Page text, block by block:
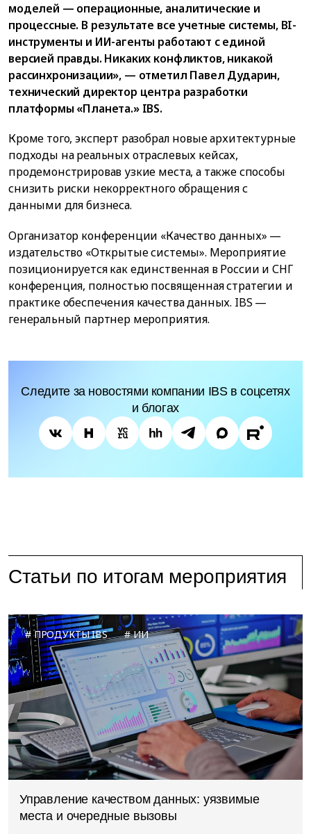
моделей — операционные, аналитические и
процессные. В результате все учетные системы, BI-
инструменты и ИИ-агенты работают с единой
версией правды. Никаких конфликтов, никакой
рассинхронизации», — отметил Павел Дударин,
технический директор центра разработки
платформы «Планета.» IBS.
Кроме того, эксперт разобрал новые архитектурные
подходы на реальных отраслевых кейсах,
продемонстрировав узкие места, а также способы
снизить риски некорректного обращения с
данными для бизнеса.
Организатор конференции «Качество данных» —
издательство «Открытые системы». Мероприятие
позиционируется как единственная в России и СНГ
конференция, полностью посвященная стратегии и
практике обеспечения качества данных. IBS —
генеральный партнер мероприятия.
Следите за новостями компании IBS в соцсетях
и блогах
Статьи по итогам мероприятия
ПРОДУКТЫ IBS ИИ
Управление качеством данных: уязвимые
места и очередные вызовы